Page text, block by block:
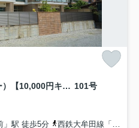
River Sister（リバーシスター）【10,000円キャッシュバック対象物件】 101号
」駅 徒歩5分
西鉄大牟田線「花畑」駅 徒歩14分